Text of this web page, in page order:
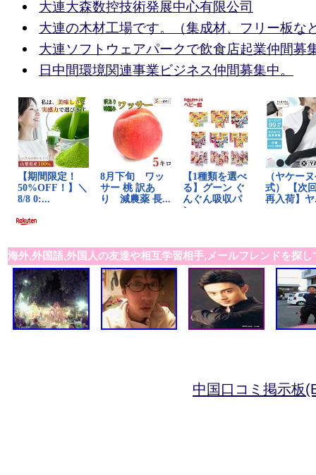
大連大森数控技術発展中心有限公司
大連の木材工場です。（集成材、フリー板な
大連ソフトウェアパークで飲食店起業仲間募
日中間環境関連事業ビジネス仲間募集中。
海外,外国語,外国人の友達や相互学習相手,メールフレンドを探し
中国口コミ掲示板